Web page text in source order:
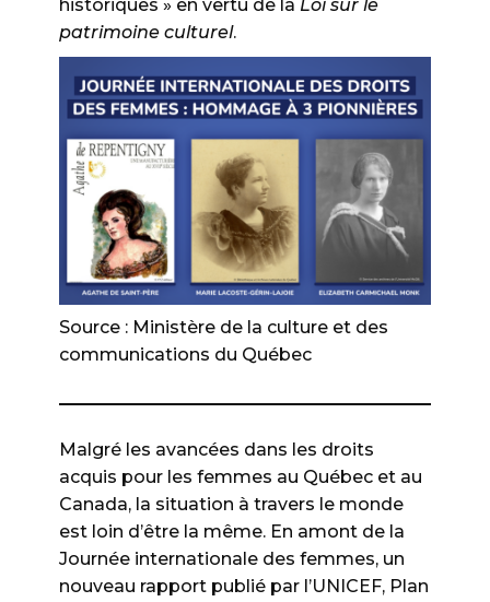
historiques » en vertu de la Loi sur le
patrimoine culturel.
Source : Ministère de la culture et des
communications du Québec
Malgré les avancées dans les droits
acquis pour les femmes au Québec et au
Canada, la situation à travers le monde
est loin d’être la même. En amont de la
Journée internationale des femmes, un
nouveau rapport publié par l’UNICEF, Plan